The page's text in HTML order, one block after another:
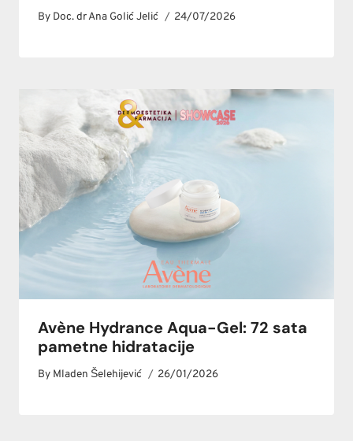
By Doc. dr Ana Golić Jelić 24/07/2026
Avène Hydrance Aqua-Gel: 72 sata
pametne hidratacije
By Mladen Šelehijević 26/01/2026